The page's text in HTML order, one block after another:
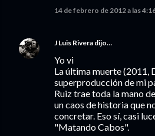
14 de febrero de 2012 a las
J Luis Rivera dijo…
Yo vi
La última muerte (2011,
superproducción de mi
Ruiz trae toda la mano
un caos de historia que
concretar. Eso sí, casi
"Matando Cabos".